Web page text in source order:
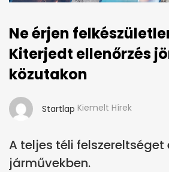
Ne érjen
Kiterjedt ellenőrzés
közutakon
Startlap Kiemelt Hírek
A teljes téli felszereltséget
járművekben.